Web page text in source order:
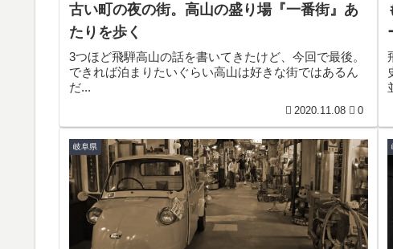
古い町の夜の街。高山の盛り場『一番街』あ
たりを歩く
3つほど飛騨高山の話を書いてきたけど、今回で最後。
できれば泊まりたいぐらい高山は好きな街ではあるん
だ...
2020.11.08 0
岐阜県